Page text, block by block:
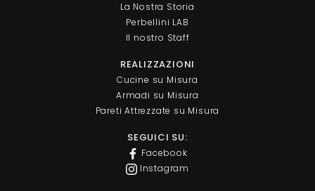
La Nostra Storia
Perbellini LAB
Il nostro Staff
REALIZZAZIONI
Cucine su Misura
Armadi su Misura
Pareti Attrezzate su Misura
SEGUICI SU:
Facebook
Instagram